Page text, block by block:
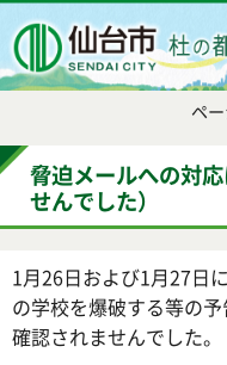
ペ
脅迫メールへの対
せんでした）
1月26日および1月27日
の学校を爆破する等の
確認されませんでした。